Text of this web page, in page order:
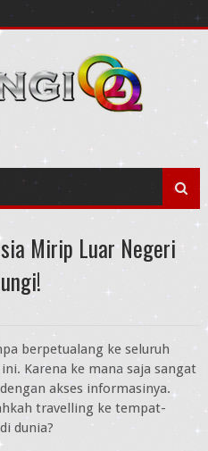
Mirip Luar Negeri
berpetualang ke seluruh
Karena ke mana saja sangat
akses informasinya.
travelling ke tempat-
dunia?